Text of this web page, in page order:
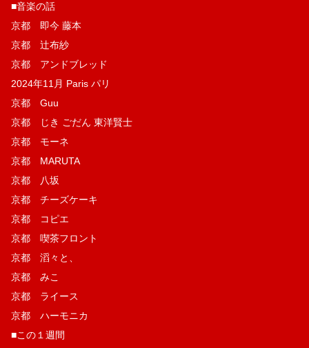
■音楽の話
京都 即今 藤本
京都 辻布紗
京都 アンドブレッド
2024年11月 Paris パリ
京都 Guu
京都 じき ごだん 東洋賢士
京都 モーネ
京都 MARUTA
京都 八坂
京都 チーズケーキ
京都 コピエ
京都 喫茶フロント
京都 滔々と、
京都 みこ
京都 ライース
京都 ハーモニカ
■この１週間